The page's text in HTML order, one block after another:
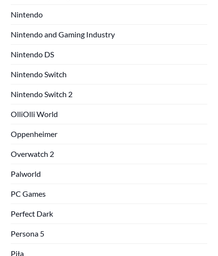
Nintendo
Nintendo and Gaming Industry
Nintendo DS
Nintendo Switch
Nintendo Switch 2
OlliOlli World
Oppenheimer
Overwatch 2
Palworld
PC Games
Perfect Dark
Persona 5
Piła